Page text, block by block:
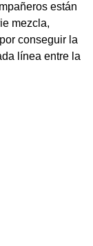
están
mezcla,
conseguir la
línea entre la